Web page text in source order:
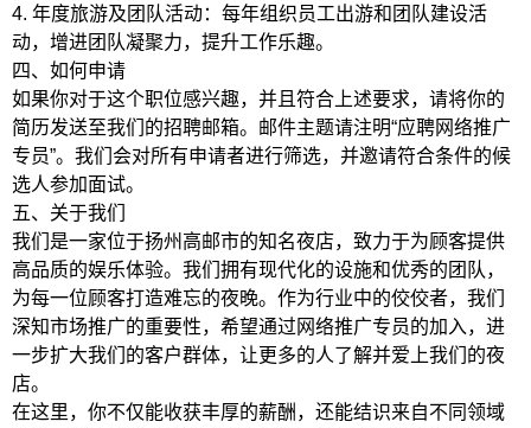
4. 年度旅游及团队活动：每年组织员工出游和团队建设活
动，增进团队凝聚力，提升工作乐趣。
四、如何申请
如果你对于这个职位感兴趣，并且符合上述要求，请将你的
简历发送至我们的招聘邮箱。邮件主题请注明“应聘网络推广
专员”。我们会对所有申请者进行筛选，并邀请符合条件的候
选人参加面试。
五、关于我们
我们是一家位于扬州高邮市的知名夜店，致力于为顾客提供
高品质的娱乐体验。我们拥有现代化的设施和优秀的团队，
为每一位顾客打造难忘的夜晚。作为行业中的佼佼者，我们
深知市场推广的重要性，希望通过网络推广专员的加入，进
一步扩大我们的客户群体，让更多的人了解并爱上我们的夜
店。
在这里，你不仅能收获丰厚的薪酬，还能结识来自不同领域